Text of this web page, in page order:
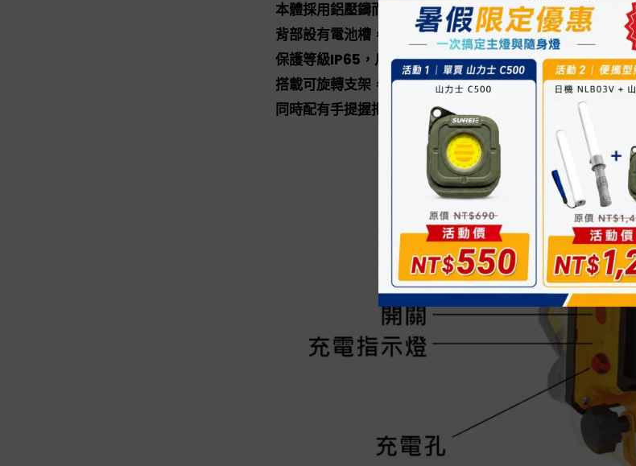
本體採用鋁壓鑄而成，堅固耐衝擊，重量輕巧方便攜帶。
背部設有電池槽，搭配鋰電池可重複充電使用。
保護等級IP65，戶外及潮溼環境下仍可安心使用。
搭載可旋轉支架，能依照使用角度自由調整照明方向。
同時配有手提握把，方便移動與收納，可滿足不同場景應用。